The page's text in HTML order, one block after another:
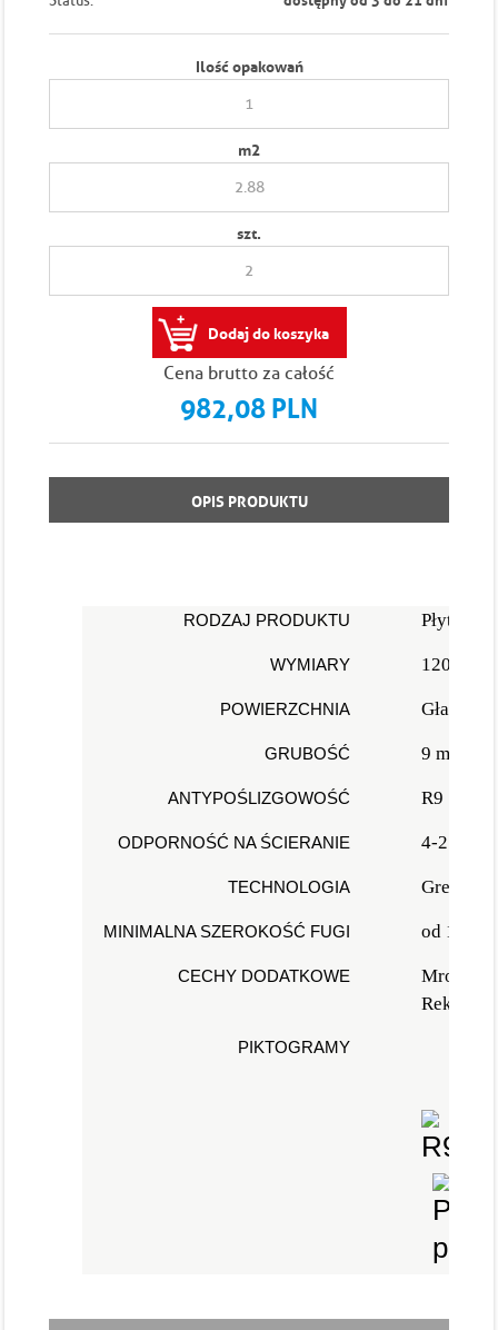
Ilość opakowań
m2
szt.
Dodaj do koszyka
Cena brutto za całość
982,08 PLN
OPIS PRODUKTU
RODZAJ PRODUKTU Płytki
WYMIARY 120 x
POWIERZCHNIA Gładka
GRUBOŚĆ 9 mm
ANTYPOŚLIZGOWOŚĆ R9
ODPORNOŚĆ NA ŚCIERANIE 4-2100
TECHNOLOGIA Gres
MINIMALNA SZEROKOŚĆ FUGI od
CECHY DODATKOWE
PIKTOGRAMY